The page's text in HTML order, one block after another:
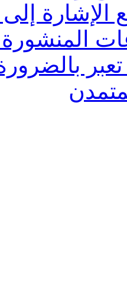
الإشارة
المنشورة
تعبر